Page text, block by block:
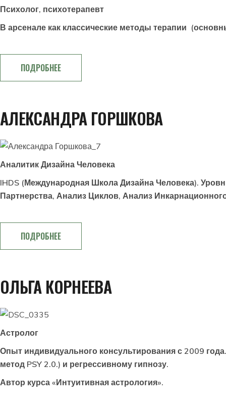
Психолог, психотерапевт
В арсенале как классические методы терапии
ПОДРОБНЕЕ
АЛЕКСАНДРА ГОРШКОВА
Аналитик Дизайна Человека
IHDS (Международная Школа Дизайна Человека).
Партнерства, Анализ Циклов, Анализ
ПОДРОБНЕЕ
ОЛЬГА КОРНЕЕВА
Астролог
Опыт индивидуального консультирования с 2009
метод PSY 2.0.) и регрессивному гипнозу.
Автор курса «Интуитивная астрология».